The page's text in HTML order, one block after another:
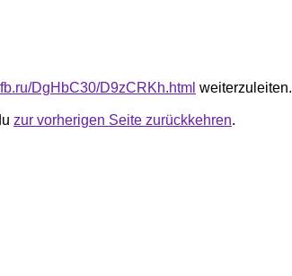
DgHbC30/D9zCRKh.html weiterzuleiten.
zur vorherigen Seite zurückkehren.